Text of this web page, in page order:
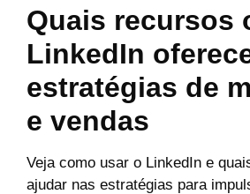
Quais recursos
LinkedIn
estratégias de
e vendas
Veja como usar o LinkedIn e
ajudar nas estratégias para